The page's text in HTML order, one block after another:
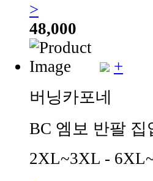
>
48,000
+
버닝카포네
BC 엠보 반팔
2XL~3XL -